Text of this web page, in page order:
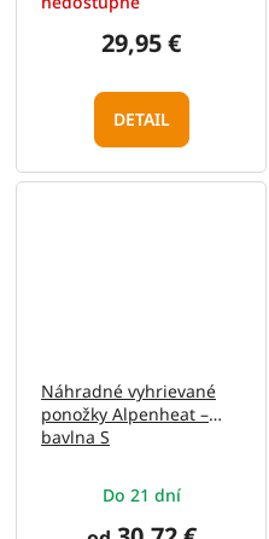
29,95 €
DETAIL
Náhradné vyhrievané
ponožky Alpenheat –
bavlna S
Do 21 dní